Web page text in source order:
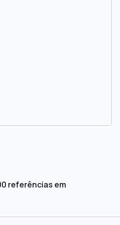
referências em